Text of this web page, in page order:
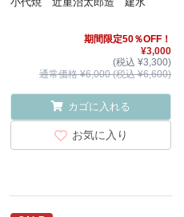
期間限定50％OFF！
¥3,000
(税込 ¥3,300)
通常価格 ¥6,000 (税込 ¥6,600)
カゴに入れる
お気に入り